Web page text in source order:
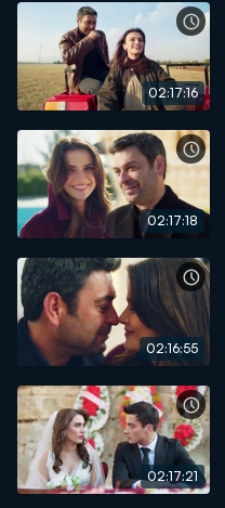
02:17:16
02:17:18
02:16:55
02:17:21